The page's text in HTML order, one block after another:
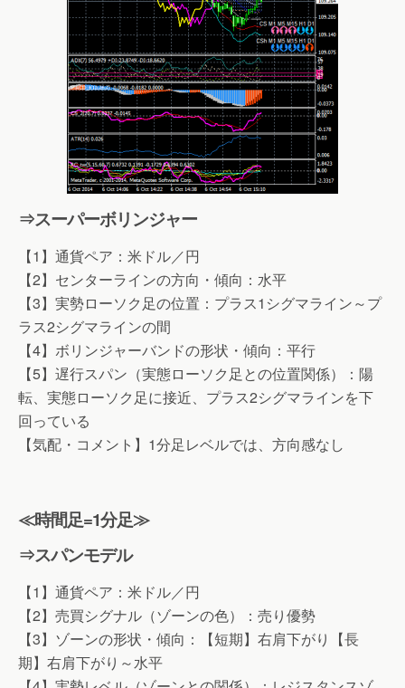
⇒スーパーボリンジャー
【1】通貨ペア：米ドル／円
【2】センターラインの方向・傾向：水平
【3】実勢ローソク足の位置：プラス1シグマライン～プ
ラス2シグマラインの間
【4】ボリンジャーバンドの形状・傾向：平行
【5】遅行スパン（実態ローソク足との位置関係）：陽
転、実態ローソク足に接近、プラス2シグマラインを下
回っている
【気配・コメント】1分足レベルでは、方向感なし
≪時間足=1分足≫
⇒スパンモデル
【1】通貨ペア：米ドル／円
【2】売買シグナル（ゾーンの色）：売り優勢
【3】ゾーンの形状・傾向：【短期】右肩下がり【長
期】右肩下がり～水平